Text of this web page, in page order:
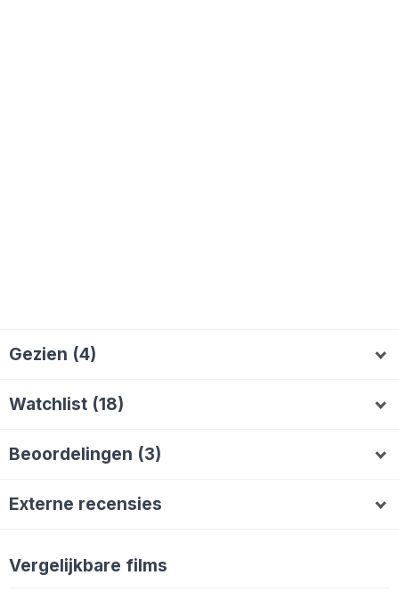
Gezien (4)
MaudC
Watchlist (18)
M MisterEsec Ronald1965
Beoordelingen (3)
MaudC
5
Externe recensies
Vergelijkbare films